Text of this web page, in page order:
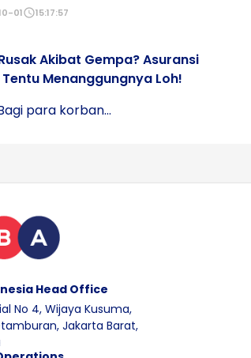
01schedule15:17:57
Akibat Gempa? Asuransi
Tentu Menanggungnya Loh!
para korban...
Head Office
No 4, Wijaya Kusuma,
Jakarta Barat,